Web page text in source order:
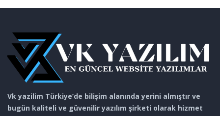
Vk yazilim Türkiye’de bilişim alanında yerini almıştır ve
bugün kaliteli ve güvenilir yazılım şirketi olarak hizmet